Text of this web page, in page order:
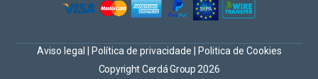
Copyright Cerdá Group 2026
Aviso legal Política de privacidade Politica de Cookies